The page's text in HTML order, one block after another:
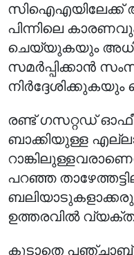
സിഐഎയിലേക്ക്
പിന്നിലെ
ചെയ്യുകയും
സമർപ്പിക്കാൻ
രണ്ട് ഗസറ്റഡ്
ബാക്കിയുള്ള
പറഞ്ഞ
ഉത്തരവിൽ
കൂടാതെ പഞ്ചാബ്